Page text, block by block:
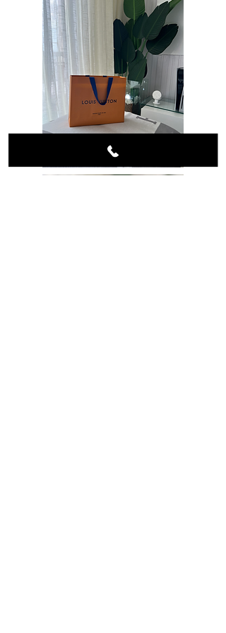
• Limpe com um pano macio e seco.
• Guarde em local protegido para
preservar o acabamento dourado.